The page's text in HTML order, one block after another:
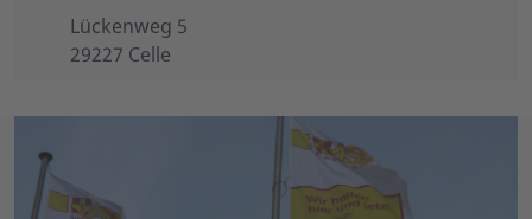
Lückenweg 5
29227 Celle